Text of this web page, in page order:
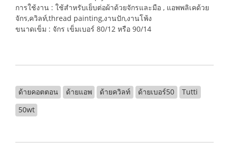
การใช้งาน : ใช้สำหรับเย็บต่อผ้าด้วยจักรและมือ , แอพพลิเคด้วย
จักร,ควิลท์,thread painting,งานปัก,งานโพ้ง
ขนาดเข็ม : จักร เข็มเบอร์ 80/12 หรือ 90/14
ด้ายคอตตอน ด้ายแอพ ด้ายควิลท์ ด้ายเบอร์50
Tutti
50wt